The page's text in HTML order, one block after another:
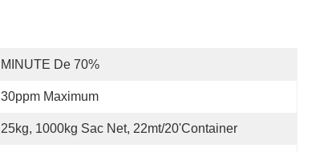
MINUTE De 70%
30ppm Maximum
25kg, 1000kg Sac Net, 22mt/20'container